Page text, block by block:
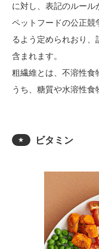
に対し、表記のルール
ペットフードの公正競
るよう定められおり
含まれます。
粗繊維とは、不溶性食
うち、糖質や水溶性食
★ ビタミン